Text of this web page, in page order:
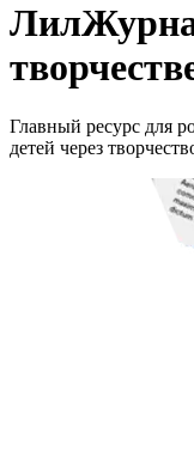
Главный ресурс для
детей через